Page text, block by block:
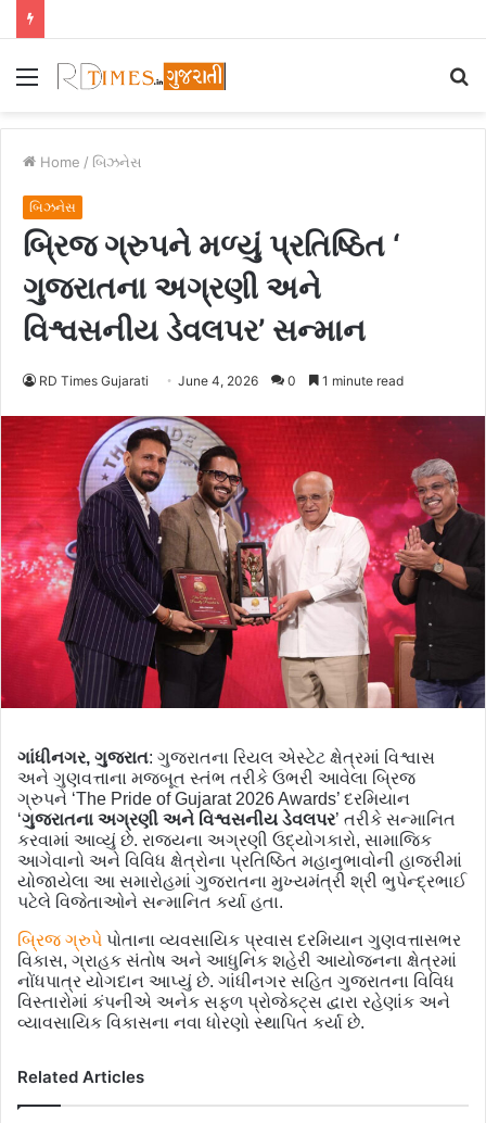
Menu
Home / બિઝનેસ
બિઝનેસ
બ્રિજ ગ્રુપને મળ્યું પ્રતિષ્ઠિત ‘
ગુજરાતના અગ્રણી અને
વિશ્વસનીય ડેવલપર’ સન્માન
RD Times Gujarati June 4, 2026 0 1 minute read
ગાંધીનગર, ગુજરાત: ગુજરાતના રિયલ એસ્ટેટ ક્ષેત્રમાં વિશ્વાસ
અને ગુણવત્તાના મજબૂત સ્તંભ તરીકે ઉભરી આવેલા બ્રિજ
ગ્રુપને ‘The Pride of Gujarat 2026 Awards’ દરમિયાન
‘ગુજરાતના અગ્રણી અને વિશ્વસનીય ડેવલપર’ તરીકે સન્માનિત
કરવામાં આવ્યું છે. રાજ્યના અગ્રણી ઉદ્યોગકારો, સામાજિક
આગેવાનો અને વિવિધ ક્ષેત્રોના પ્રતિષ્ઠિત મહાનુભાવોની હાજરીમાં
યોજાયેલા આ સમારોહમાં ગુજરાતના મુખ્યમંત્રી શ્રી ભુપેન્દ્રભાઈ
પટેલે વિજેતાઓને સન્માનિત કર્યા હતા.
બ્રિજ ગ્રુપે પોતાના વ્યવસાયિક પ્રવાસ દરમિયાન ગુણવત્તાસભર
વિકાસ, ગ્રાહક સંતોષ અને આધુનિક શહેરી આયોજનના ક્ષેત્રમાં
નોંધપાત્ર યોગદાન આપ્યું છે. ગાંધીનગર સહિત ગુજરાતના વિવિધ
વિસ્તારોમાં કંપનીએ અનેક સફળ પ્રોજેક્ટ્સ દ્વારા રહેણાંક અને
વ્યાવસાયિક વિકાસના નવા ધોરણો સ્થાપિત કર્યા છે.
Related Articles